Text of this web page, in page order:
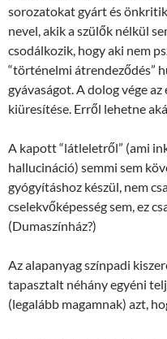
sorozatokat gyárt és
nevel, akik a szülők nélkül
csodálkozik, hogy aki nem
“történelmi átrendeződés”
gyávaságot. A dolog vége
kiüresítése. Erről lehetne
A kapott “látleletről” (ami
hallucináció) semmi sem
gyógyításhoz készül, nem
cselekvőképesség sem, ez
(Dumaszínház?)
Az alapanyag színpadi
tapasztalt néhány egyéni
(legalább magamnak) azt,